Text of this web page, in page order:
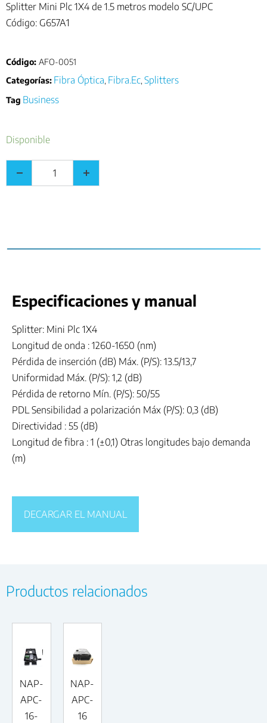
Splitter Mini Plc 1X4 de 1.5 metros modelo SC/UPC
Código: G657A1
Código: AFO-0051
Categorías: Fibra Óptica Fibra.Ec Splitters
Tag Business
Disponible
Especificaciones y manual
Splitter: Mini Plc 1X4
Longitud de onda : 1260-1650 (nm)
Pérdida de inserción (dB) Máx. (P/S): 13.5/13,7
Uniformidad Máx. (P/S): 1,2 (dB)
Pérdida de retorno Mín. (P/S): 50/55
PDL Sensibilidad a polarización Máx (P/S): 0,3 (dB)
Directividad : 55 (dB)
Longitud de fibra : 1 (±0,1) Otras longitudes bajo demanda
(m)
DECARGAR EL MANUAL
Productos relacionados
NAP-
APC-
16-
NAP-
APC-
16